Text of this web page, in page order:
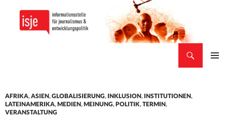
AFRIKA,ASIEN,GLOBALISIERUNG, INKLUSION, INSTITUTIONEN,
LATEINAMERIKA,MEDIEN,MEINUNG,POLITIK,TERMIN,
VERANSTALTUNG